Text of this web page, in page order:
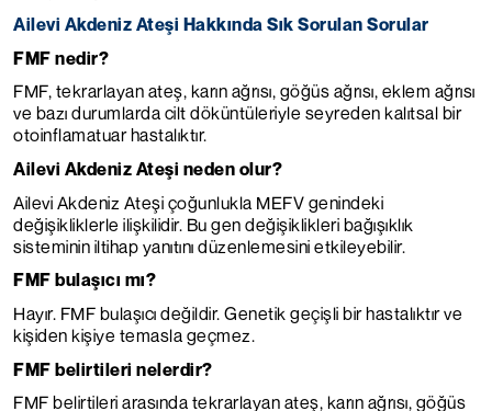
Ailevi Akdeniz Ateşi Hakkında Sık Sorulan Sorular
FMF nedir?
FMF, tekrarlayan ateş, karın ağrısı, göğüs ağrısı, eklem ağrısı
ve bazı durumlarda cilt döküntüleriyle seyreden kalıtsal bir
otoinflamatuar hastalıktır.
Ailevi Akdeniz Ateşi neden olur?
Ailevi Akdeniz Ateşi çoğunlukla MEFV genindeki
değişikliklerle ilişkilidir. Bu gen değişiklikleri bağışıklık
sisteminin iltihap yanıtını düzenlemesini etkileyebilir.
FMF bulaşıcı mı?
Hayır. FMF bulaşıcı değildir. Genetik geçişli bir hastalıktır ve
kişiden kişiye temasla geçmez.
FMF belirtileri nelerdir?
FMF belirtileri arasında tekrarlayan ateş, karın ağrısı, göğüs